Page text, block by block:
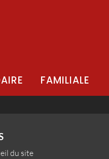
FAMILIALE
du site